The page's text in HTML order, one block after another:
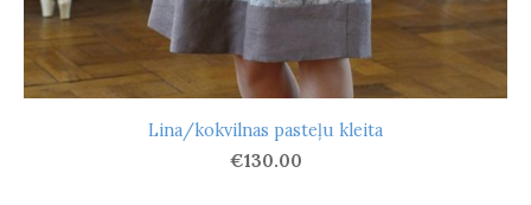
Lina/kokvilnas pasteļu kleita
€130.00